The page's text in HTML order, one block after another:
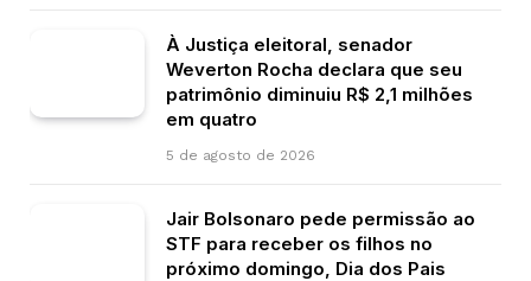
À Justiça eleitoral, senador
Weverton Rocha declara que seu
patrimônio diminuiu R$ 2,1 milhões
em quatro
5 de agosto de 2026
Jair Bolsonaro pede permissão ao
STF para receber os filhos no
próximo domingo, Dia dos Pais